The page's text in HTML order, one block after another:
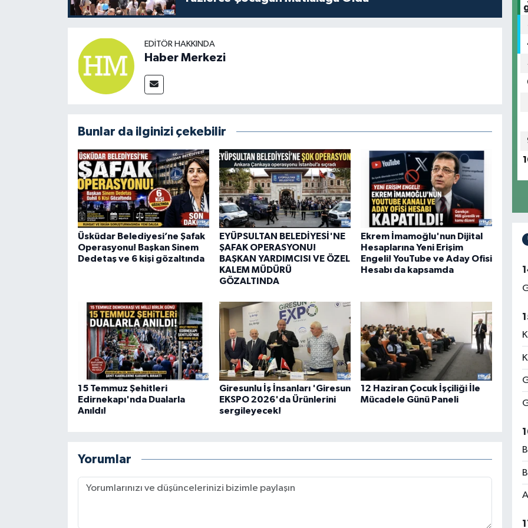
EDITÖR HAKKINDA
Haber Merkezi
Bunlar da ilginizi çekebilir
Üsküdar Belediyesi’ne Şafak
Operasyonu! Başkan Sinem
Dedetaş ve 6 kişi gözaltında
EYÜPSULTAN BELEDİYESİ'NE
ŞAFAK OPERASYONU!
BAŞKAN YARDIMCISI VE ÖZEL
KALEM MÜDÜRÜ
GÖZALTINDA
Ekrem İmamoğlu'nun Dijital
Hesaplarına Yeni Erişim
Engeli! YouTube ve Aday Ofisi
Hesabı da kapsamda
15 Temmuz Şehitleri
Edirnekapı'nda Dualarla
Anıldı!
Giresunlu İş İnsanları 'Giresun
EKSPO 2026'da Ürünlerini
sergileyecek!
12 Haziran Çocuk İşçiliği İle
Mücadele Günü Paneli
Yorumlar